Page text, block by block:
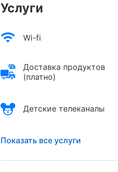
Услуги
Wi-fi
Доставка продуктов
(платно)
Детские телеканалы
Показать все услуги